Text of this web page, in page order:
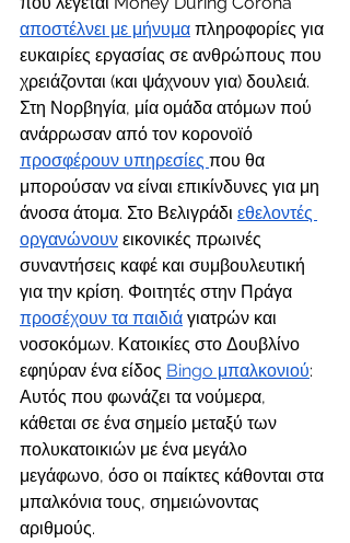
αποστέλνει με μήνυμα πληροφορίες για
ευκαιρίες εργασίας σε ανθρώπους που
χρειάζονται (και ψάχνουν για) δουλειά.
Στη Νορβηγία, μία ομάδα ατόμων πού
ανάρρωσαν από τον κορονοϊό
προσφέρουν υπηρεσίες που θα
μπορούσαν να είναι επικίνδυνες για μη
άνοσα άτομα. Στο Βελιγράδι εθελοντές
οργανώνουν εικονικές πρωινές
συναντήσεις καφέ και συμβουλευτική
για την κρίση. Φοιτητές στην Πράγα
προσέχουν τα παιδιά γιατρών και
νοσοκόμων. Κατοικίες στο Δουβλίνο
εφηύραν ένα είδος Bingo μπαλκονιού:
Αυτός που φωνάζει τα νούμερα,
κάθεται σε ένα σημείο μεταξύ των
πολυκατοικιών με ένα μεγάλο
μεγάφωνο, όσο οι παίκτες κάθονται στα
μπαλκόνια τους, σημειώνοντας
αριθμούς.